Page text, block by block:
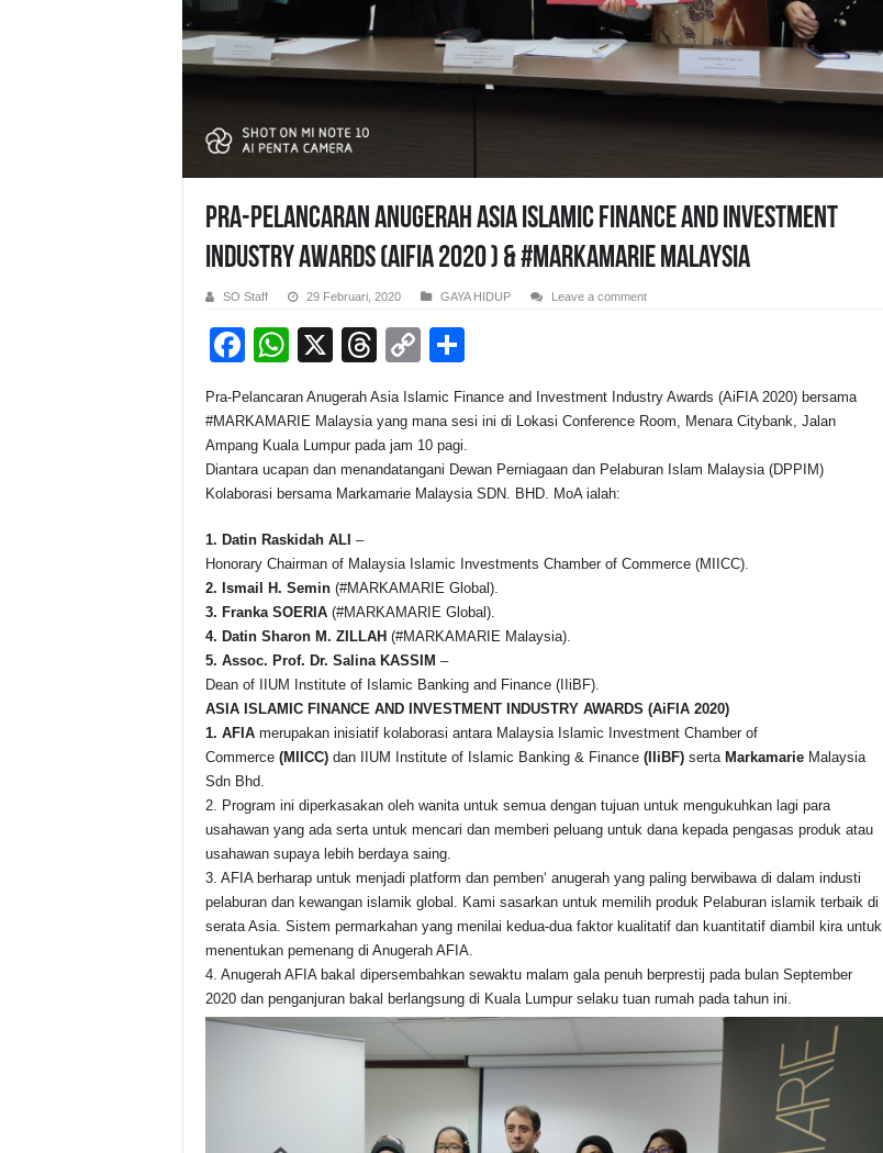
Pra-Pelancaran Anugerah Asia Islamic Finance And Investment
Industry Awards (AIFIA 2020 ) & #Markamarie Malaysia
SO Staff 29 Februari, 2020 GAYA HIDUP Leave a comment
F
c
e
b
o
k
W
at
s
A
p
X
T
e
a
d
C
p
y
Li
k
ar
e
Pra-Pelancaran Anugerah Asia Islamic Finance and Investment Industry Awards (AiFIA 2020) bersama
#MARKAMARIE Malaysia yang mana sesi ini di Lokasi Conference Room, Menara Citybank, Jalan
Ampang Kuala Lumpur pada jam 10 pagi.
Diantara ucapan dan menandatangani Dewan Perniagaan dan Pelaburan Islam Malaysia (DPPIM)
Kolaborasi bersama Markamarie Malaysia SDN. BHD. MoA ialah:
1. Datin Raskidah ALI –
Honorary Chairman of Malaysia Islamic Investments Chamber of Commerce (MIICC).
2. Ismail H. Semin (#MARKAMARIE Global).
3. Franka SOERIA (#MARKAMARIE Global).
4. Datin Sharon M. ZILLAH (#MARKAMARIE Malaysia).
5. Assoc. Prof. Dr. Salina KASSIM –
Dean of IIUM Institute of Islamic Banking and Finance (IIiBF).
ASIA ISLAMIC FINANCE AND INVESTMENT INDUSTRY AWARDS (AiFIA 2020)
1. AFIA merupakan inisiatif kolaborasi antara Malaysia Islamic Investment Chamber of
Commerce (MIICC) dan IIUM Institute of Islamic Banking & Finance (IIiBF) serta Markamarie Malaysia
Sdn Bhd.
2. Program ini diperkasakan oleh wanita untuk semua dengan tujuan untuk mengukuhkan lagi para
usahawan yang ada serta untuk mencari dan memberi peluang untuk dana kepada pengasas produk atau
usahawan supaya lebih berdaya saing.
3. AFIA berharap untuk menjadi platform dan pemben‘ anugerah yang paling berwibawa di dalam industi
pelaburan dan kewangan islamik global. Kami sasarkan untuk memilih produk Pelaburan islamik terbaik di
serata Asia. Sistem permarkahan yang menilai kedua-dua faktor kualitatif dan kuantitatif diambil kira untuk
menentukan pemenang di Anugerah AFIA.
4. Anugerah AFIA bakaI dipersembahkan sewaktu malam gala penuh berprestij pada bulan September
2020 dan penganjuran bakal berlangsung di Kuala Lumpur selaku tuan rumah pada tahun ini.